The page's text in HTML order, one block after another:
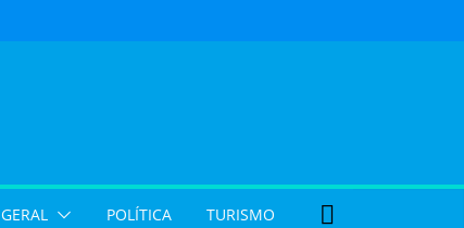
GERAL POLÍTICA TURISMO